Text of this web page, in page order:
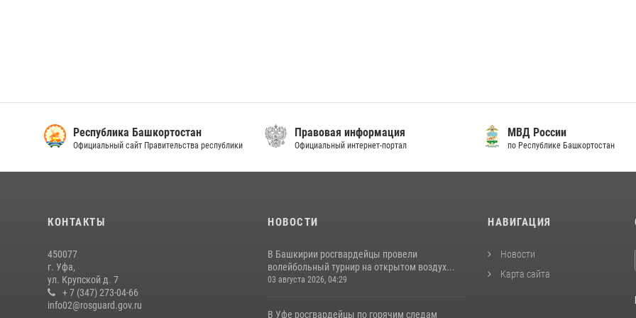
Республика Башкортостан
Официальный сайт Правительства республики
Правовая информация
Официальный интернет-портал
МВД России
по Республике Башкортостан
КОНТАКТЫ
450077
г. Уфа,
ул. Крупской д. 7
+ 7 (347) 273-04-66
info02@rosguard.gov.ru
НОВОСТИ
В Башкирии росгвардейцы провели
волейбольный турнир на открытом воздух...
03 августа 2026, 04:29
В Уфе росгвардейцы по горячим следам
НАВИГАЦИЯ
Новости
Карта сайта